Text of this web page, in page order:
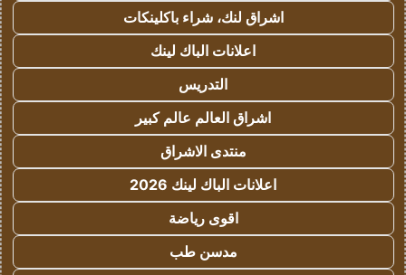
اشراق لنك، شراء باكلينكات
اعلانات الباك لينك
التدريس
اشراق العالم عالم كبير
منتدى الاشراق
اعلانات الباك لينك 2026
اقوى رياضة
مدسن طب